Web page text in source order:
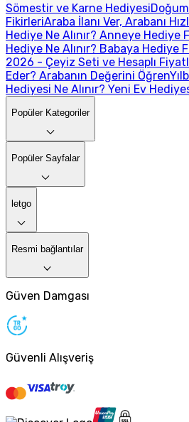
Sömestir ve Karne Hediyesi
FikirleriAraba İlanı Ver, Arabanı
Hediye Ne Alınır? Anneye Hediye
Hediye Ne Alınır? Babaya Hediye
2026 - Çeyiz Seti ve Hesaplı
Eder? Arabanın Değerini Öğren
Hediyesi Ne Alınır? Yeni Ev
Popüler Kategoriler
Popüler Sayfalar
letgo
Resmi bağlantılar
Güven Damgası
Güvenli Alışveriş